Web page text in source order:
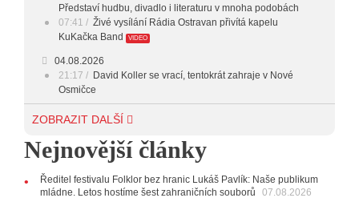
Představí hudbu, divadlo i literaturu v mnoha podobách
07:41
Živé vysílání Rádia Ostravan přivítá kapelu
KuKačka Band
VIDEO
04.08.2026
21:17
David Koller se vrací, tentokrát zahraje v Nové
Osmičce
03.08.2026
Svatováclavského hudebního festivalu zbývá měsíc
11:00
Do Ostravy se vrací britští Modestep, vystoupí v
listopadu v klubu Barrák
VIDEO
ZOBRAZIT DALŠÍ
Nejnovější články
Ředitel festivalu Folklor bez hranic Lukáš Pavlík: Naše publikum
mládne. Letos hostíme šest zahraničních souborů
07.08.2026